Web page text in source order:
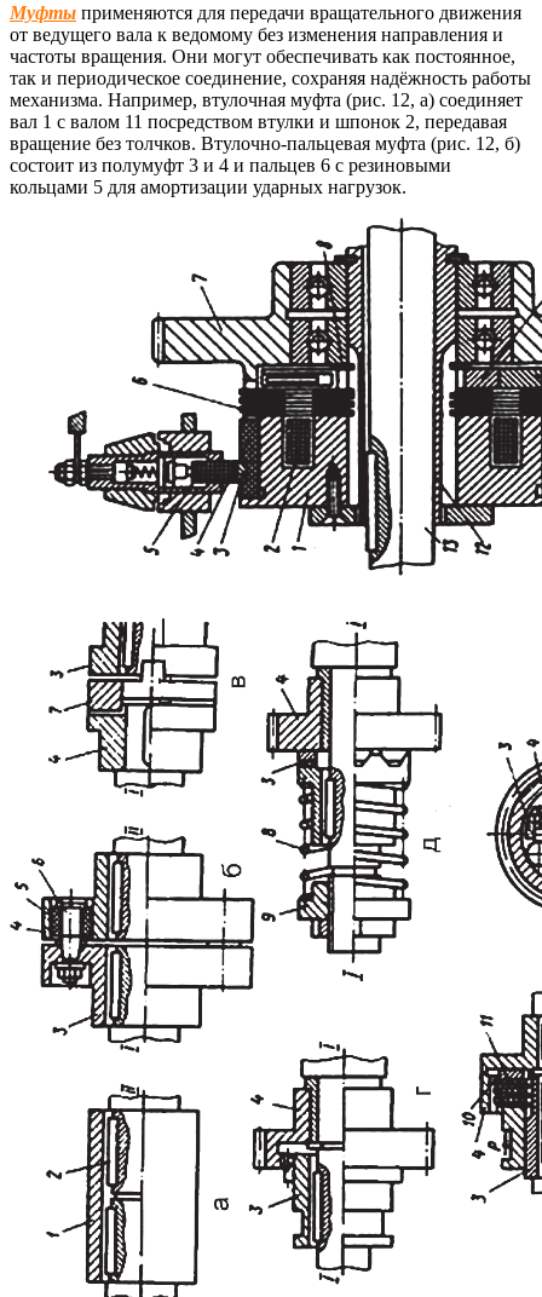
Муфты применяются для передачи вращательного движения
от ведущего вала к ведомому без изменения направления и
частоты вращения. Они могут обеспечивать как постоянное,
так и периодическое соединение, сохраняя надёжность работы
механизма. Например, втулочная муфта (рис. 12, а) соединяет
вал 1 с валом 11 посредством втулки и шпонок 2, передавая
вращение без толчков. Втулочно-пальцевая муфта (рис. 12, б)
состоит из полумуфт 3 и 4 и пальцев 6 с резиновыми
кольцами 5 для амортизации ударных нагрузок.